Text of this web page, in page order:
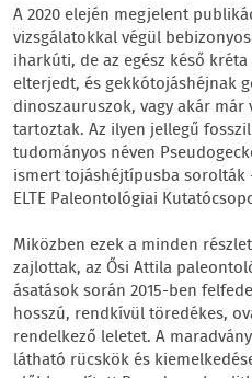
A 2020 elején megjelent
vizsgálatokkal végül
iharkúti, de az egész késő
elterjedt, és gekkótojáshéjnak
dinoszauruszok, vagy akár
tartoztak. Az ilyen jellegű
tudományos néven
ismert tojáshéjtípusba sorolták
ELTE Paleontológiai
Miközben ezek a minden
zajlottak, az Ősi Attila
ásatások során 2015-ben
hosszú, rendkívül töredékes,
rendelkező leletet. A
látható rücskök és